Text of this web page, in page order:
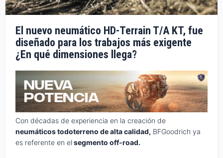
El nuevo neumático HD-Terrain T/A KT, fue
diseñado para los trabajos más exigente
¿En qué dimensiones llega?
Con décadas de experiencia en la creación de
neumáticos todoterreno de alta calidad, BFGoodrich ya
es referente en el segmento off-road.